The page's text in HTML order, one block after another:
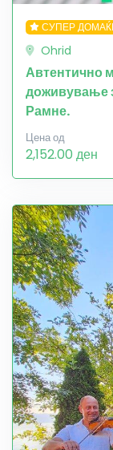
СУПЕР
Ohrid
Автентично
доживување
Рамне.
Цена од
2,152.00 ден